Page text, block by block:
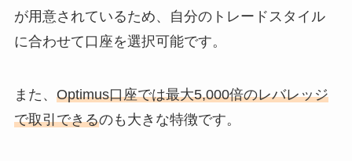
が用意されているため、自分のトレードスタイル
に合わせて口座を選択可能です。
また、 Optimus口座では最大5,000倍のレバレッジ
で取引できるのも大きな特徴です。